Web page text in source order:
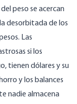
peso se acercan
desorbitada de los
Las
si los
tienen dólares y su
y los balances
nadie almacena